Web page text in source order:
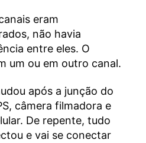
eram
não havia
entre eles. O
um ou em outro canal.
após a junção do
câmera filmadora e
De repente, tudo
e vai se conectar